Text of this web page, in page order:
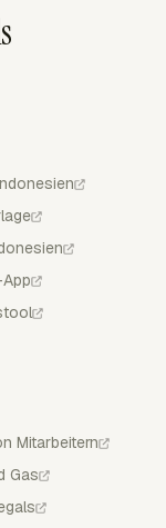
Mitarbeitern
Gas